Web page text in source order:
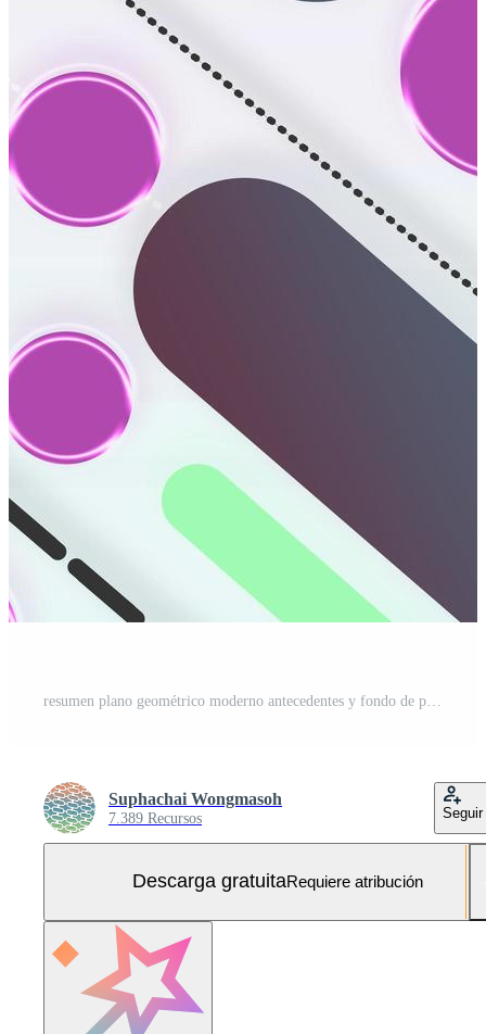
Suphachai Wongmasoh
7.389 Recursos Seguir
Descarga gratuitaRequiere atribución